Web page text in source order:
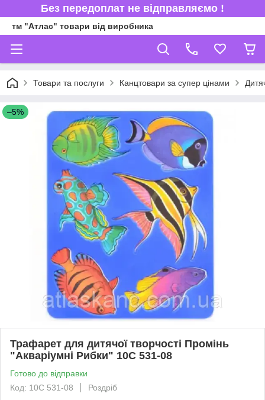
Без передоплат не відправляємо !
тм "Атлас" товари від виробника
Товари та послуги Канцтовари за супер цінами
–5%
Трафарет для дитячої творчості Промінь
"Акваріумні Рибки" 10С 531-08
Готово до відправки
Код: 10С 531-08
Роздріб